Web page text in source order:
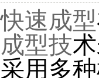
快速成型
成型技
采用多